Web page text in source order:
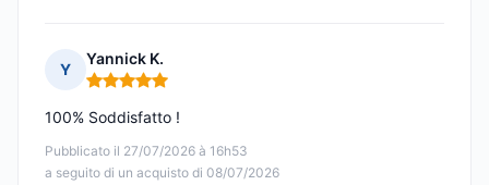
Y
Yannick K.
Nota: 5 su 5
Pubblicato il 27/07/2026 à 16h53
a seguito di un acquisto di 08/07/2026
100% Soddisfatto !